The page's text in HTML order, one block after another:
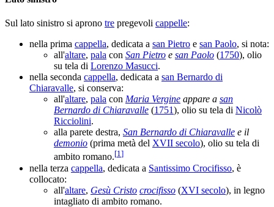
Sul lato sinistro si aprono tre pregevoli cappelle:
nella prima cappella, dedicata a san Pietro e san Paolo, si nota:
all'altare, pala con San Pietro e san Paolo (1750), olio
su tela di Lorenzo Masucci.
nella seconda cappella, dedicata a san Bernardo di
Chiaravalle, si conserva:
all'altare, pala con Maria Vergine appare a san
Bernardo di Chiaravalle (1751), olio su tela di Nicolò
Ricciolini.
alla parete destra, San Bernardo di Chiaravalle e il
demonio (prima metà del XVII secolo), olio su tela di
ambito romano.[1]
nella terza cappella, dedicata a Santissimo Crocifisso, è
collocato:
all'altare, Gesù Cristo crocifisso (XVI secolo), in legno
intagliato di ambito romano.